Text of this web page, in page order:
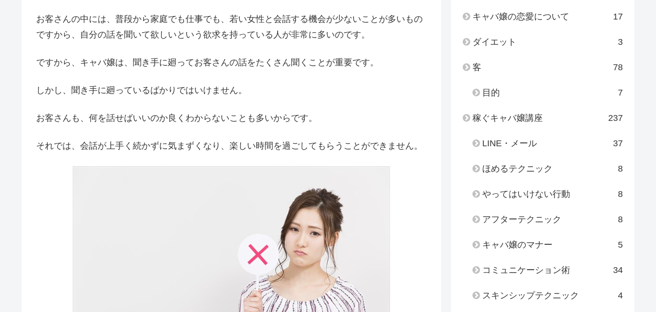
お客さんの中には、普段から家庭でも仕事でも、若い女性と会話する機会が少ないことが多いもの
ですから、自分の話を聞いて欲しいという欲求を持っている人が非常に多いのです。
ですから、キャバ嬢は、聞き手に廻ってお客さんの話をたくさん聞くことが重要です。
しかし、聞き手に廻っているばかりではいけません。
お客さんも、何を話せばいいのか良くわからないことも多いからです。
それでは、会話が上手く続かずに気まずくなり、楽しい時間を過ごしてもらうことができません。
キャバ嬢の恋愛について 17
ダイエット 3
客 78
目的 7
稼ぐキャバ嬢講座 237
LINE・メール 37
ほめるテクニック 8
やってはいけない行動 8
アフターテクニック 8
キャバ嬢のマナー 5
コミュニケーション術 34
スキンシップテクニック 4